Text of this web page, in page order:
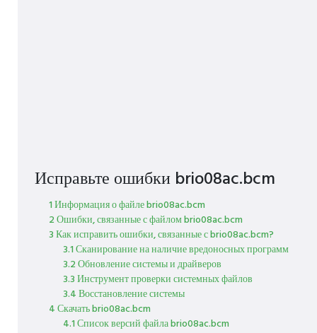
Исправьте ошибки brio08ac.bcm
1 Информация о файле brio08ac.bcm
2 Ошибки, связанные с файлом brio08ac.bcm
3 Как исправить ошибки, связанные с brio08ac.bcm?
3.1 Сканирование на наличие вредоносных программ
3.2 Обновление системы и драйверов
3.3 Инструмент проверки системных файлов
3.4 Восстановление системы
4 Скачать brio08ac.bcm
4.1 Список версий файла brio08ac.bcm